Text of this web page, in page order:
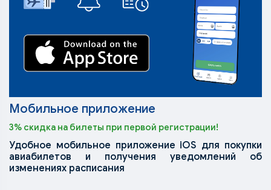
Мобильное приложение
3% скидка на билеты при первой регистрации!
Удобное мобильное приложение iOS для покупки
авиабилетов и получения уведомлений об
изменениях расписания